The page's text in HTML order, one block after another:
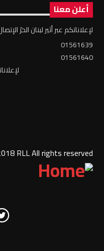
أعلن معنا
لإعلاناتكم عبر أثير لبنان الحرّ
01561639
01561640
RLL All rights reserved